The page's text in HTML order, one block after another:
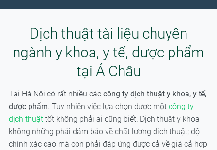
Dịch thuật tài liệu chuyên
ngành y khoa, y tế, dược phẩm
tại Á Châu
Tại Hà Nội có rất nhiều các công ty dịch thuật y khoa, y tế,
dược phẩm. Tuy nhiên việc lựa chọn được một công ty
dịch thuậttốt không phải ai cũng biết. Dịch thuật y khoa
không những phải đảm bảo về chất lượng dịch thuật; độ
chính xác cao mà còn phải đáp ứng được cả về giá cả hợp